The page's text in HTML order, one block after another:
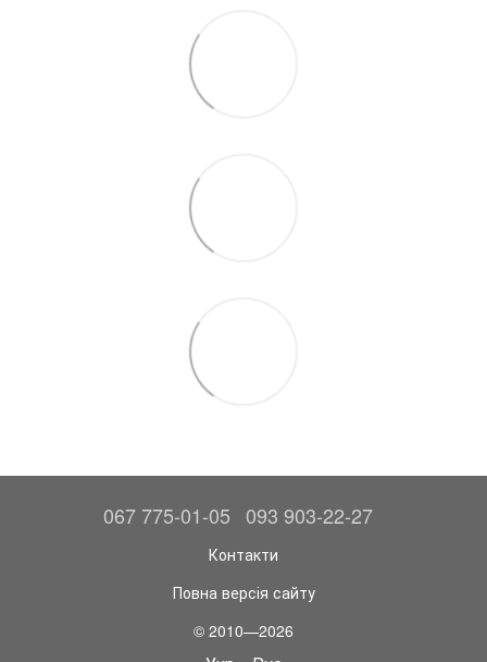
067 775-01-05 093 903-22-27
Контакти
Повна версія сайту
© 2010—2026